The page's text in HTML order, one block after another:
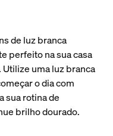
de luz branca
perfeito na sua casa
Utilize uma luz branca
o dia com
sua rotina de
brilho dourado.